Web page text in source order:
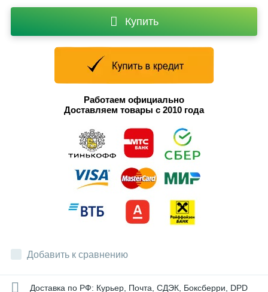
Купить
Работаем официально
Доставляем товары с 2010 года
Добавить к сравнению
Доставка по РФ: Курьер, Почта, СДЭК, Боксберри, DPD